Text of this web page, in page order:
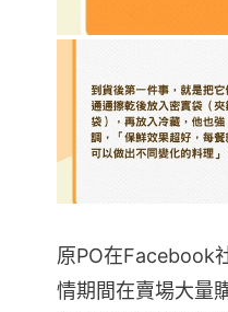
原PO在Facebook
情期間在賣場大量